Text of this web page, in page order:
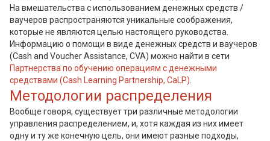
На вмешательства с использованием денежных средств /
ваучеров распространяются уникальные соображения,
которые не являются целью настоящего руководства.
Информацию о помощи в виде денежных средств и ваучеров
(Cash and Voucher Assistance, CVA) можно найти в сети
Партнерства по обучению операциям с денежными
средствами (Cash Learning Partnership, CaLP)
Методологии распределения
Вообще говоря, существует три различные методологии
управления распределением, и, хотя каждая из них имеет
одну и ту же конечную цель, они имеют разные подходы,